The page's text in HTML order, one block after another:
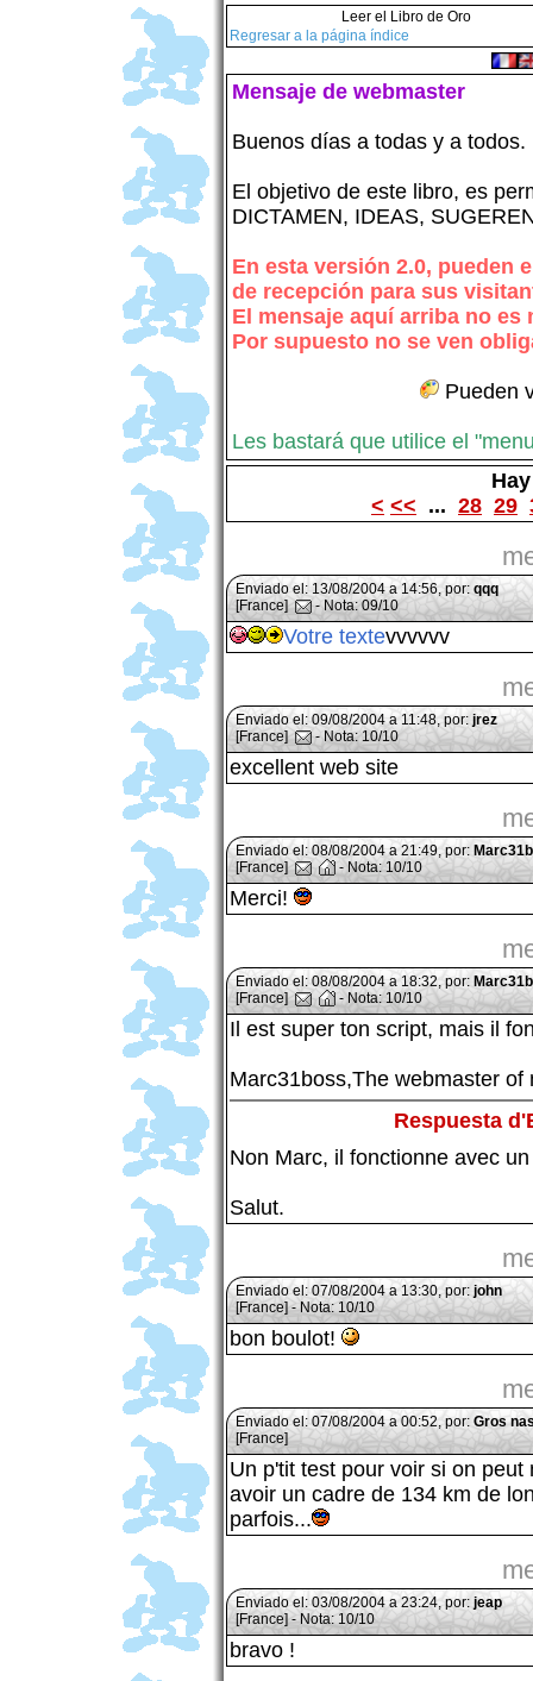
Leer el Libro de Oro
Regresar a la página índice
Mensaje de webmaster
Buenos días a todas y a todos.
El objetivo de este libro, es
DICTAMEN, IDEAS,
En esta versión 2.0, pueden
de recepción para sus
El mensaje aquí arriba no
Por supuesto no se ven
Pueden
Les bastará que utilice el
< << ... 28 29
Enviado el: 13/08/2004 a 14:56, por: qqq
[France]
- Nota: 09/10
Votre textevvvvvv
Enviado el: 09/08/2004 a 11:48, por: jrez
[France]
- Nota: 10/10
excellent web site
Enviado el: 08/08/2004 a 21:49, por:
[France]
- Nota: 10/10
Merci!
Enviado el: 08/08/2004 a 18:32, por:
[France]
- Nota: 10/10
Il est super ton script, mais il
Marc31boss,The webmaster of
Respuesta
Non Marc, il fonctionne avec
Salut.
Enviado el: 07/08/2004 a 13:30, por: john
[France] - Nota: 10/10
bon boulot!
Enviado el: 07/08/2004 a 00:52, por: Gros
[France]
Un p'tit test pour voir si on
avoir un cadre de 134 km de
parfois...
Enviado el: 03/08/2004 a 23:24, por: jeap
[France] - Nota: 10/10
bravo !